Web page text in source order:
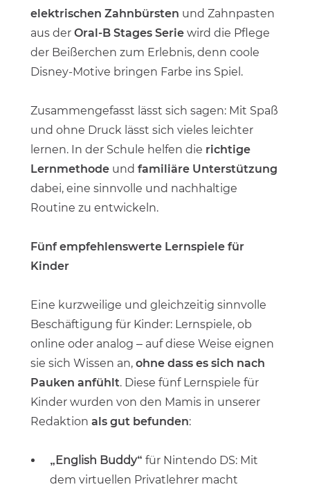
elektrischen Zahnbürsten und Zahnpasten
aus der Oral-B Stages Serie wird die Pflege
der Beißerchen zum Erlebnis, denn coole
Disney-Motive bringen Farbe ins Spiel.
Zusammengefasst lässt sich sagen: Mit Spaß
und ohne Druck lässt sich vieles leichter
lernen. In der Schule helfen die richtige
Lernmethode und familiäre Unterstützung
dabei, eine sinnvolle und nachhaltige
Routine zu entwickeln.
Fünf empfehlenswerte Lernspiele für
Kinder
Eine kurzweilige und gleichzeitig sinnvolle
Beschäftigung für Kinder: Lernspiele, ob
online oder analog – auf diese Weise eignen
sie sich Wissen an, ohne dass es sich nach
Pauken anfühlt. Diese fünf Lernspiele für
Kinder wurden von den Mamis in unserer
Redaktion als gut befunden:
„English Buddy“ für Nintendo DS: Mit
dem virtuellen Privatlehrer macht